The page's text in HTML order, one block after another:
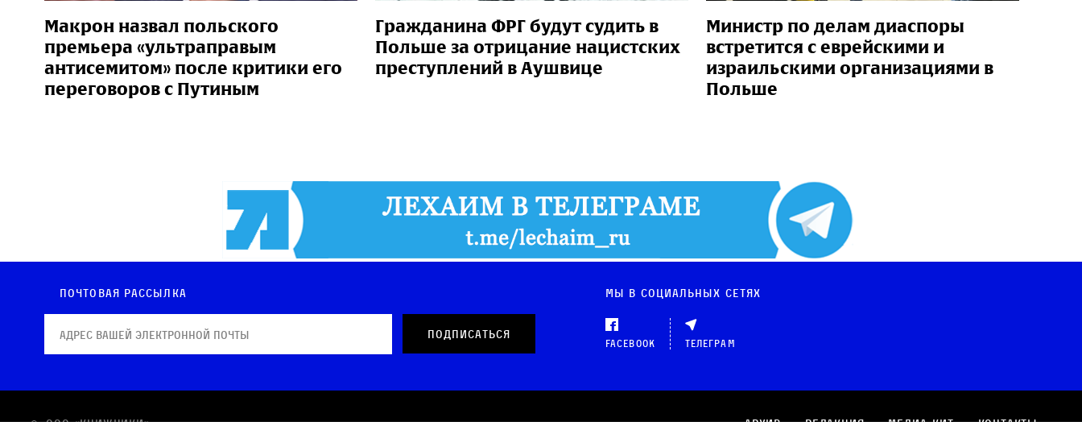
Макрон назвал польского
премьера «ультраправым
антисемитом» после критики его
переговоров с Путиным
Гражданина ФРГ будут судить в
Польше за отрицание нацистских
преступлений в Аушвице
Министр по делам диаспоры
встретится с еврейскими и
израильскими организациями в
Польше
Почтовая рассылка Мы в социальных сетях
Facebook Телеграм
© OOO «КНИЖНИКИ» Архив Редакция Медиа-кит Контакты